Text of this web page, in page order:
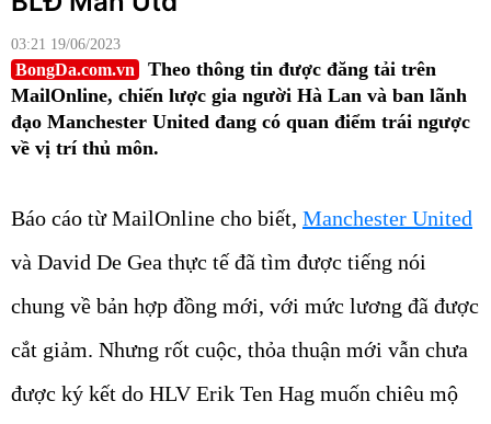
03:21 19/06/2023
BongDa.com.vn
Theo thông tin được đăng tải trên
MailOnline, chiến lược gia người Hà Lan và ban lãnh
đạo Manchester United đang có quan điểm trái ngược
về vị trí thủ môn.
Báo cáo từ MailOnline cho biết, Manchester United
và David De Gea thực tế đã tìm được tiếng nói
chung về bản hợp đồng mới, với mức lương đã được
cắt giảm. Nhưng rốt cuộc, thỏa thuận mới vẫn chưa
được ký kết do HLV Erik Ten Hag muốn chiêu mộ